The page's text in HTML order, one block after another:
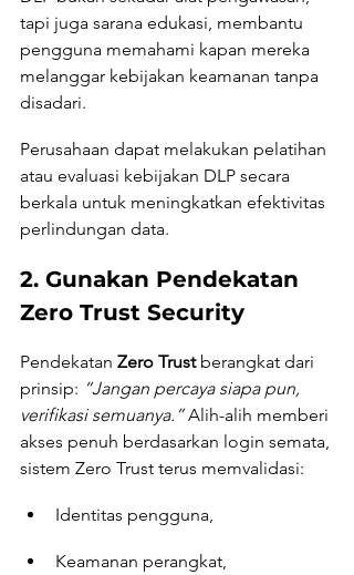
tapi juga sarana edukasi, membantu
pengguna memahami kapan mereka
melanggar kebijakan keamanan tanpa
disadari.
Perusahaan dapat melakukan pelatihan
atau evaluasi kebijakan DLP secara
berkala untuk meningkatkan efektivitas
perlindungan data.
2. Gunakan Pendekatan
Zero Trust Security
Pendekatan Zero Trust berangkat dari
prinsip: “Jangan percaya siapa pun,
verifikasi semuanya.” Alih-alih memberi
akses penuh berdasarkan login semata,
sistem Zero Trust terus memvalidasi:
Identitas pengguna,
Keamanan perangkat,